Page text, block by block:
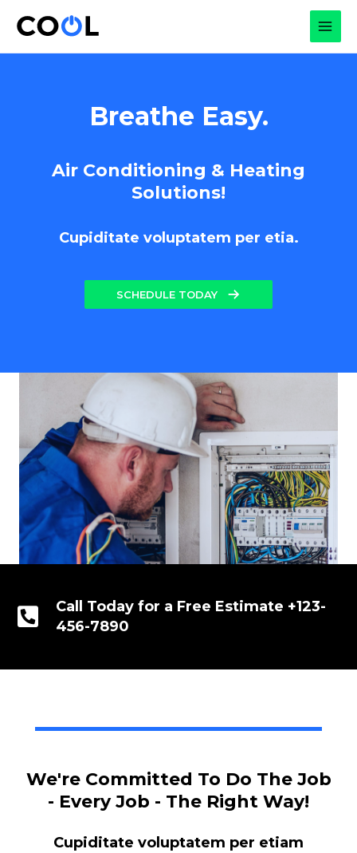
Breathe Easy.
Air Conditioning & Heating
Solutions!
Cupiditate voluptatem per etia.
SCHEDULE TODAY
Call Today for a Free Estimate +123-
456-7890
We're Committed To Do The Job
- Every Job - The Right Way!
Cupiditate voluptatem per etiam